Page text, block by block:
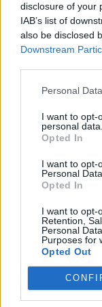
disclosure of your
IAB’s list of
also be disclosed
Downstream
Personal
I want to opt-
personal data.
Opted In
I want to opt-
Personal Data.
Opted In
I want to opt-
Retention,
Personal
Purposes for
Opted Out